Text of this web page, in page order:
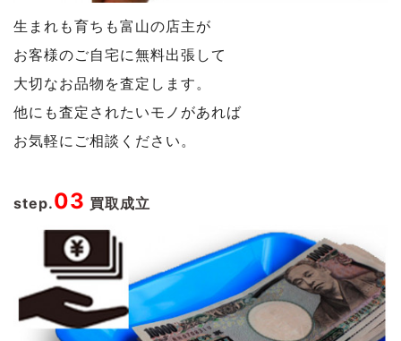
生まれも育ちも富山の店主が
お客様のご自宅に無料出張して
大切なお品物を査定します。
他にも査定されたいモノがあれば
お気軽にご相談ください。
step.03 買取成立